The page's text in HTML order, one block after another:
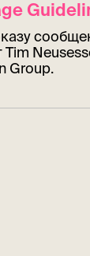
Group.